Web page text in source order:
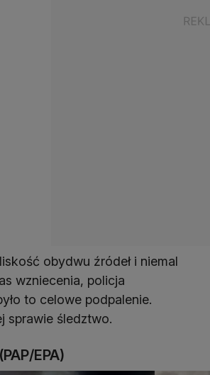
obydwu źródeł i niemal
wzniecenia, policja
to celowe podpalenie.
sprawie śledztwo.
EPA)